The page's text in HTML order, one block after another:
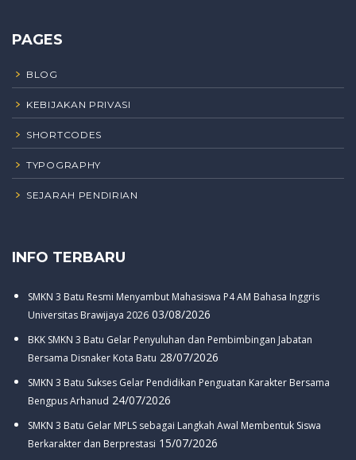
PAGES
BLOG
KEBIJAKAN PRIVASI
SHORTCODES
TYPOGRAPHY
SEJARAH PENDIRIAN
INFO TERBARU
SMKN 3 Batu Resmi Menyambut Mahasiswa P4 AM Bahasa Inggris
Universitas Brawijaya 2026 03/08/2026
BKK SMKN 3 Batu Gelar Penyuluhan dan Pembimbingan Jabatan
Bersama Disnaker Kota Batu 28/07/2026
SMKN 3 Batu Sukses Gelar Pendidikan Penguatan Karakter Bersama
Bengpus Arhanud 24/07/2026
SMKN 3 Batu Gelar MPLS sebagai Langkah Awal Membentuk Siswa
Berkarakter dan Berprestasi 15/07/2026